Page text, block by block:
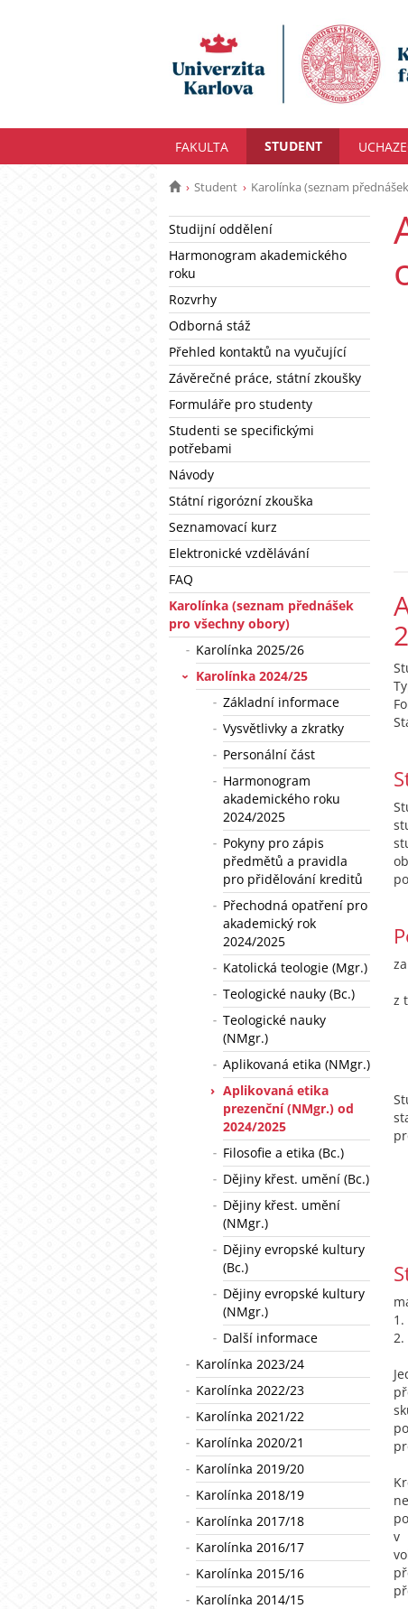
FAKULTA STUDENT
Student Karolínka (seznam
Studijní oddělení
Harmonogram akademického
roku
Rozvrhy
Odborná stáž
Přehled kontaktů na vyučující
Závěrečné práce, státní zkoušky
Formuláře pro studenty
Studenti se specifickými
potřebami
Návody
Státní rigorózní zkouška
Seznamovací kurz
Elektronické vzdělávání
FAQ
Karolínka (seznam přednášek
pro všechny obory)
Karolínka 2025/26
Karolínka 2024/25
Základní informace
Vysvětlivky a zkratky
Personální část
Harmonogram
akademického roku
2024/2025
Pokyny pro zápis
předmětů a pravidla
pro přidělování kreditů
Přechodná opatření pro
akademický rok
2024/2025
Katolická teologie (Mgr.)
Teologické nauky (Bc.)
Teologické nauky
(NMgr.)
Aplikovaná etika (NMgr.)
Aplikovaná etika
prezenční (NMgr.) od
2024/2025
Filosofie a etika (Bc.)
Dějiny křest. umění (Bc.)
Dějiny křest. umění
(NMgr.)
Dějiny evropské kultury
(Bc.)
Dějiny evropské kultury
(NMgr.)
Další informace
Karolínka 2023/24
Karolínka 2022/23
Karolínka 2021/22
Karolínka 2020/21
Karolínka 2019/20
Karolínka 2018/19
Karolínka 2017/18
Karolínka 2016/17
Karolínka 2015/16
Karolínka 2014/15
z
2.
v